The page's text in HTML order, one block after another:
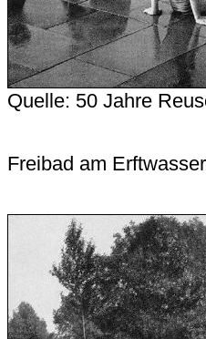
Quelle: 50 Jahre
Freibad am